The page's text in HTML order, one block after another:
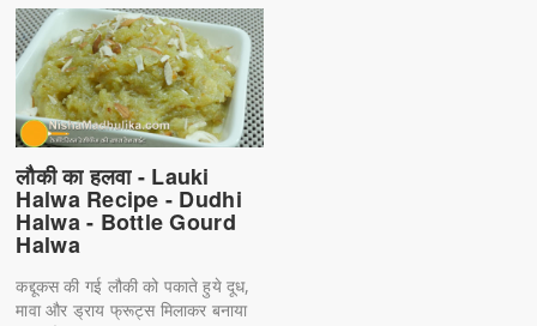
लौकी का हलवा - Lauki
Halwa Recipe - Dudhi
Halwa - Bottle Gourd
Halwa
कद्दूकस की गई लौकी को पकाते हुये दूध,
मावा और ड्राय फ्रूट्स मिलाकर बनाया